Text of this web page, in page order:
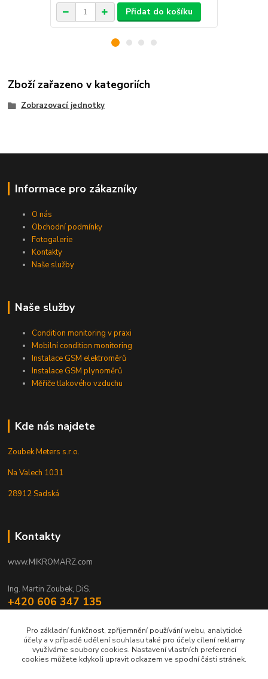
Přidat do košíku
Zboží zařazeno v kategoriích
Zobrazovací jednotky
Informace pro zákazníky
O nás
Obchodní podmínky
Fotogalerie
Kontakty
Naše služby
Naše služby
Condition monitoring v praxi
Mobilní condition monitoring
Instalace GSM elektroměrů
Instalace GSM plynoměrů
Měřiče tlakového vzduchu
Kde nás najdete
Zoubek Meters s.r.o.
Na Valech 1031
28912 Sadská
Kontakty
www.MIKROMARZ.com
Ing. Martin Zoubek, DiS.
+420 606 347 135
zoubek@mikromarz.cz
Pro základní funkčnost, zpříjemnění používání webu, analytické
účely a v případě udělení souhlasu také pro účely cílení reklamy
využíváme soubory cookies. Nastavení vlastních preferencí
cookies můžete kdykoli upravit odkazem ve spodní části stránek.